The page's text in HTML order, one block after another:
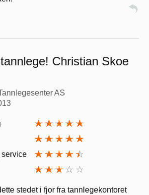
Christian Skoe
AS
stedet i fjor fra tannlegekontoret